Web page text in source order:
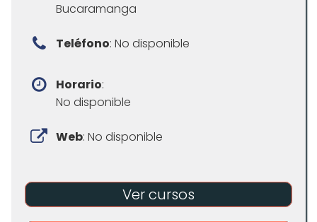
Bucaramanga
Teléfono: No disponible
Horario:
No disponible
Web: No disponible
Ver cursos